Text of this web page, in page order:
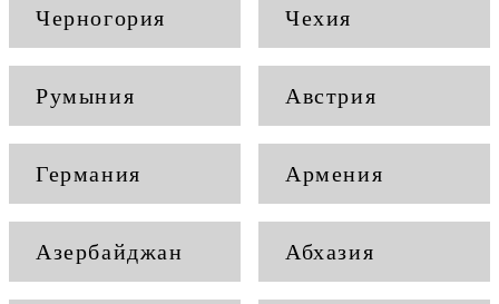
Черногория Чехия
Румыния Австрия
Германия Армения
Азербайджан Абхазия